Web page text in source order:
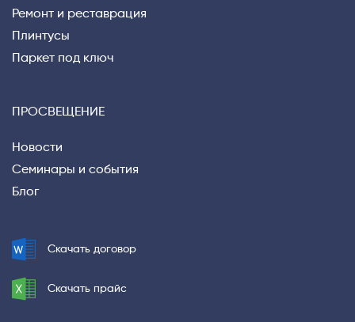
Ремонт и реставрация
Плинтусы
Паркет под ключ
ПРОСВЕЩЕНИЕ
Новости
Семинары и события
Блог
Скачать договор
Скачать прайс